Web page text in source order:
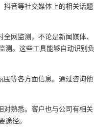
抖音等社交媒体上的相关话题
全网监测，不论是新闻媒体、
测。这些工具能够自动识别负
围等各方面信息。通过咨询他
对熟悉。客户也与公司有相关
途径。